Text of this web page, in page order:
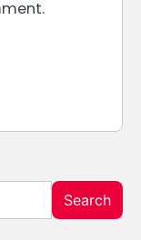
Search